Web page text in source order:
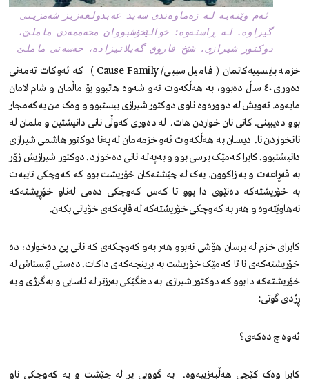
ئەم وێنەیە لە زەماوەندی سەید عەبدولعەزیز شەمزینی
گیراوە. لە ڕاستەوە: خوالێخۆشبووان محەممەدی ماملێ،
دوکتور شیرازی، شێخ فاروق گەیلانیزادە، حەسەنی ماملێ
خزمە بایسییەکانمان ( فامیل سببی/ Cause Family ) کە ئەوکات تەمەنی
دەوری ٤٠ ساڵ دەبوو، بە هەڵکەوت ئەو شەوە هاتبوو بۆ ماڵمان و شام لامان
مایەوە. ئەویش لە دوورەوە ناوی دوکتور شیرازی بیستبوو و وەک من یەکەمجار
بوو دەیبینی. کاتی نان خواردن هات. لە دەوری کەوڵی نانی دانیشتین و ملمان لە
نانخواردن نا. دیسان بە هەڵکەوت ئەو خزمەمان لە پەنا دوکتور هاشمی شیرازی
دانیشتبوو. کابرا کەمێک برسی بوو و بەپەلە نانی دەخوارد. دوکتور شیرازیش زۆر
بە قەڕاعەت و بە زاکوون. یەک لە چێشتەکان خۆریشت بوو کە کەوچکی تایبەت
بە خۆریشتەکە دەنێوی دا بوو تا کەس کەوچکی دەمی لەناو خۆڕیشتەکە
نەهاوێتەوە و هەر بە کەوچکی خۆریشتەکە لە قاپەکەی خۆیانی بکەن.
کابرای خزم لە برسان هۆشی نەبوو هەر بەو کەوچکەی کە نانی پێ دەخوارد، دە
خۆریشتەکەی نا تا کەمێک خۆریشت بە برینجەکەی داکات. دەستی ئێستاش لە
خۆریشتەکە دا بوو کە دوکتور شیرازی بە دەنگێکی بەرزتر لە ئاسایی و بەگرژی و بە
ڕژدی گوتی:
ئەوە چ دەکەی؟
کابرا وەک کێچی هەڵبەزییەوە. بە گووپی پڕ لە چێشت و بە کەوچکی ناو